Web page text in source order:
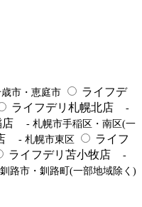
市・恵庭市
ライフデ
ライフデリ札幌北店
-
店
- 札幌市手稲区・南区(一
- 札幌市東区
ライフ
ライフデリ苫小牧店
-
路市・釧路町(一部地域除く)